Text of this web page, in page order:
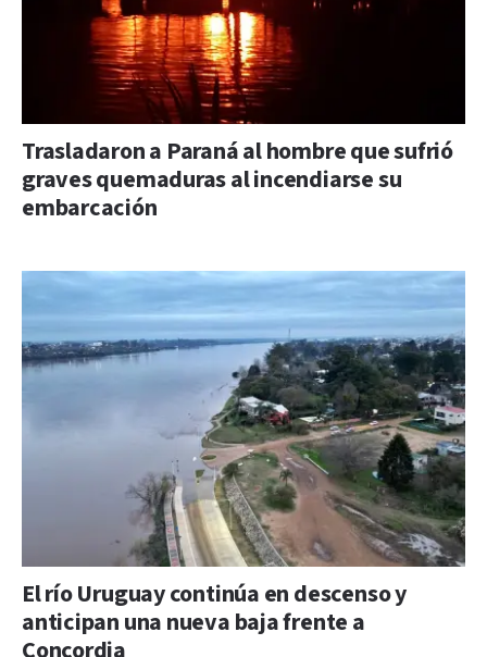
Trasladaron a Paraná al hombre que sufrió
graves quemaduras al incendiarse su
embarcación
El río Uruguay continúa en descenso y
anticipan una nueva baja frente a
Concordia